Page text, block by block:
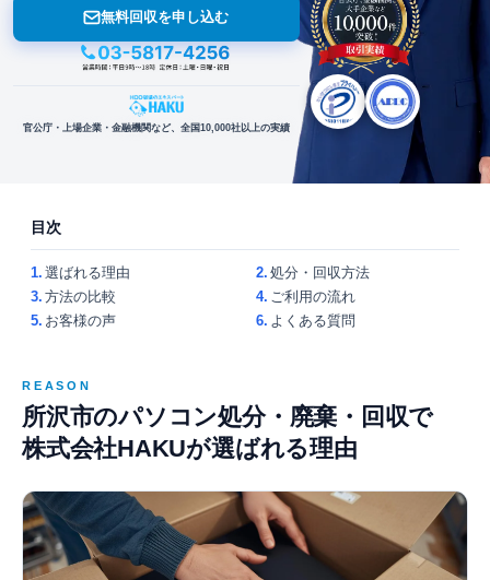
無料回収を申し込む
官公庁・上場企業・金融機関など、全国10,000社以上の実績
目次
1. 選ばれる理由 2. 処分・回収方法
3. 方法の比較 4. ご利用の流れ
5. お客様の声 6. よくある質問
REASON
所沢市のパソコン処分・廃棄・回収で
株式会社HAKUが選ばれる理由